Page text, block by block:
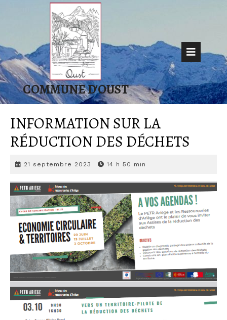
COMMUNE D'OUST
INFORMATION SUR LA
RÉDUCTION DES DÉCHETS
21 septembre 2023
2023
14 h 50 min